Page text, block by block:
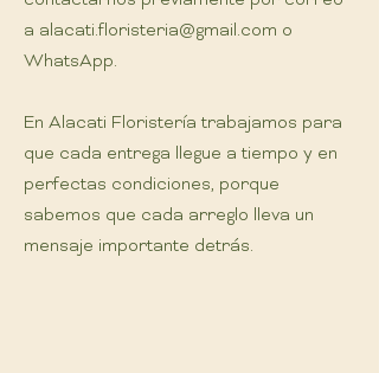
a alacati.floristeria@gmail.com o
WhatsApp.
En Alacati Floristería trabajamos para
que cada entrega llegue a tiempo y en
perfectas condiciones, porque
sabemos que cada arreglo lleva un
mensaje importante detrás.